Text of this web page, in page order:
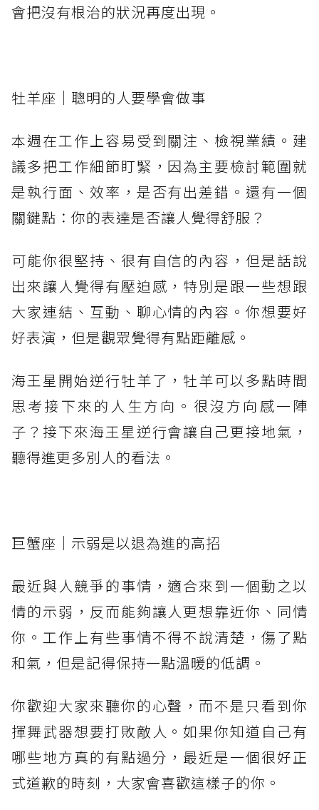
會把沒有根治的狀況再度出現。
牡羊座｜聰明的人要學會做事
本週在工作上容易受到關注、檢視業績。建
議多把工作細節盯緊，因為主要檢討範圍就
是執行面、效率，是否有出差錯。還有一個
關鍵點：你的表達是否讓人覺得舒服？
可能你很堅持、很有自信的內容，但是話說
出來讓人覺得有壓迫感，特別是跟一些想跟
大家連結、互動、聊心情的內容。你想要好
好表演，但是觀眾覺得有點距離感。
海王星開始逆行牡羊了，牡羊可以多點時間
思考接下來的人生方向。很沒方向感一陣
子？接下來海王星逆行會讓自己更接地氣，
聽得進更多別人的看法。
巨蟹座｜示弱是以退為進的高招
最近與人競爭的事情，適合來到一個動之以
情的示弱，反而能夠讓人更想靠近你、同情
你。工作上有些事情不得不說清楚，傷了點
和氣，但是記得保持一點溫暖的低調。
你歡迎大家來聽你的心聲，而不是只看到你
揮舞武器想要打敗敵人。如果你知道自己有
哪些地方真的有點過分，最近是一個很好正
式道歉的時刻，大家會喜歡這樣子的你。